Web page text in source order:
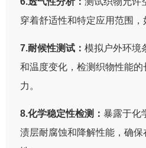
穿着舒适性和特定应用范围，
7.耐候性测试：模拟户外环境
和温度变化，检测织物性能
力。
8.化学稳定性检测：暴露于化
渍层耐腐蚀和降解性能，确